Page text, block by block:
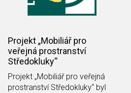
Projekt „Mobiliář pro
veřejná prostranství
Středokluky“
Projekt „Mobiliář pro veřejná
prostranství Středokluky“ byl